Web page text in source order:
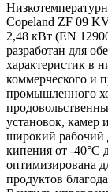
Copeland ZF 09
2,48 кВт (EN
разработан для
характеристик в
коммерческого и
промышленного
установок, камер
широкий рабочий
кипения от -40°C
оптимизирована
продуктов